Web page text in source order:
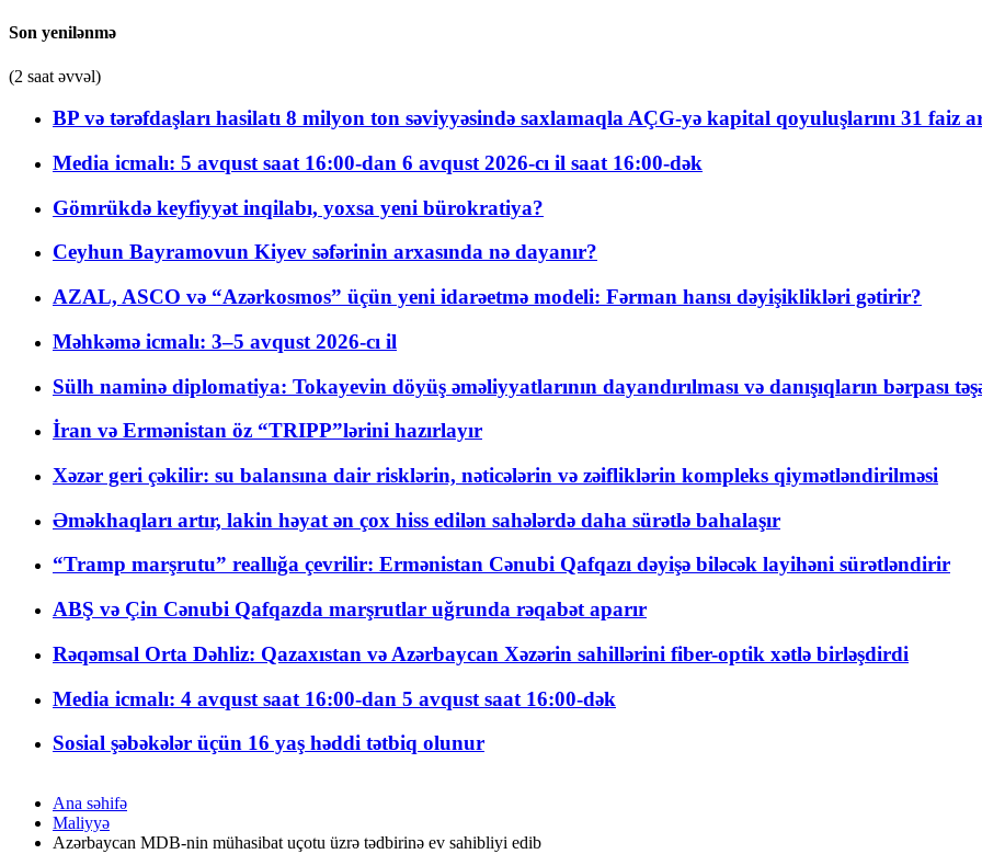
Son yenilənmə
(2 saat əvvəl)
BP və tərəfdaşları hasilatı 8 milyon ton səviyyəsində saxlamaqla AÇG-yə kapital qoyuluşlarını 31 faiz
Media icmalı: 5 avqust saat 16:00-dan 6 avqust 2026-cı il saat 16:00-dək
Gömrükdə keyfiyyət inqilabı, yoxsa yeni bürokratiya?
Ceyhun Bayramovun Kiyev səfərinin arxasında nə dayanır?
AZAL, ASCO və “Azərkosmos” üçün yeni idarəetmə modeli: Fərman hansı dəyişiklikləri gətirir?
Məhkəmə icmalı: 3–5 avqust 2026-cı il
Sülh naminə diplomatiya: Tokayevin döyüş əməliyyatlarının dayandırılması və danışıqların bərpası
İran və Ermənistan öz “TRIPP”lərini hazırlayır
Xəzər geri çəkilir: su balansına dair risklərin, nəticələrin və zəifliklərin kompleks qiymətləndirilməsi
Əməkhaqları artır, lakin həyat ən çox hiss edilən sahələrdə daha sürətlə bahalaşır
“Tramp marşrutu” reallığa çevrilir: Ermənistan Cənubi Qafqazı dəyişə biləcək layihəni sürətləndirir
ABŞ və Çin Cənubi Qafqazda marşrutlar uğrunda rəqabət aparır
Rəqəmsal Orta Dəhliz: Qazaxıstan və Azərbaycan Xəzərin sahillərini fiber-optik xətlə birləşdirdi
Media icmalı: 4 avqust saat 16:00-dan 5 avqust saat 16:00-dək
Sosial şəbəkələr üçün 16 yaş həddi tətbiq olunur
Ana səhifə
Maliyyə
Azərbaycan MDB-nin mühasibat uçotu üzrə tədbirinə ev sahibliyi edib